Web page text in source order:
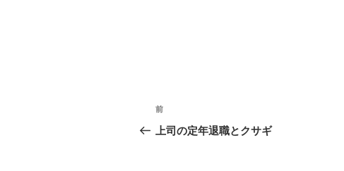
投
稿
前
の
前
上司の定年退職とクサギ